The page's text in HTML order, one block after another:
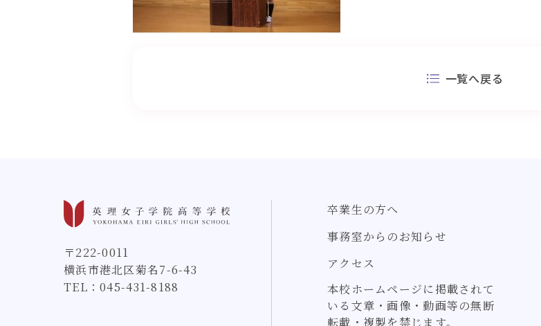
一覧へ戻る
〒222-0011
横浜市港北区菊名7-6-43
TEL：045-431-8188
卒業生の方へ
事務室からのお知らせ
アクセス
本校ホームページに掲載されて
いる文章・画像・動画等の無断
転載・複製を禁じます。